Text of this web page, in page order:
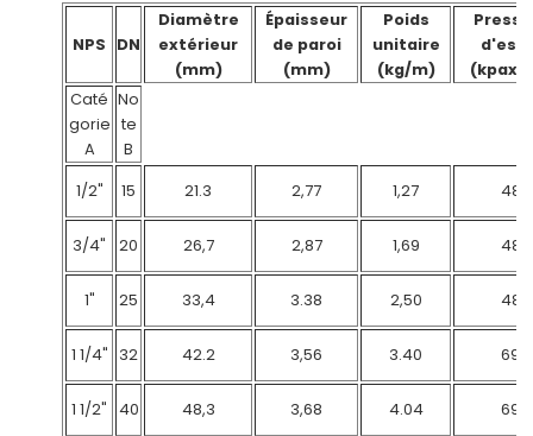
NPS DN
Diamètre
extérieur
(mm)
Épaisseur
de paroi
(mm)
Poids
unitaire
(kg/m)
Caté
gorie
A
No
te
B
1/2"
15 21.3 2,77 1,27 48
3/4" 20 26,7 2,87 1,69 48
1" 25 33,4 3.38 2,50 48
1 1/4" 32 42.2 3,56 3.40 69
1 1/2" 40 48,3 3,68 4.04 69